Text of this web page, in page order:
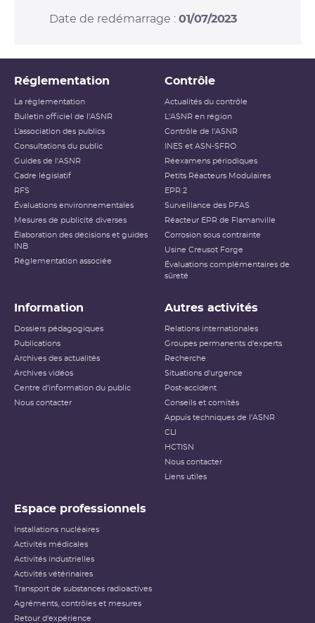
Date de redémarrage : 01/07/2023
Réglementation
La réglementation
Bulletin officiel de l'ASNR
L’association des publics
Consultations du public
Guides de l'ASNR
Cadre législatif
RFS
Évaluations environnementales
Mesures de publicité diverses
Élaboration des décisions et guides
INB
Réglementation associée
Contrôle
Actualités du contrôle
L'ASNR en région
Contrôle de l'ASNR
INES et ASN-SFRO
Réexamens périodiques
Petits Réacteurs Modulaires
EPR 2
Surveillance des PFAS
Réacteur EPR de Flamanville
Corrosion sous contrainte
Usine Creusot Forge
Évaluations complémentaires de
sûreté
Information
Dossiers pédagogiques
Publications
Archives des actualités
Archives vidéos
Centre d'information du public
Nous contacter
Autres activités
Relations internationales
Groupes permanents d'experts
Recherche
Situations d'urgence
Post-accident
Conseils et comités
Appuis techniques de l'ASNR
CLI
HCTISN
Nous contacter
Liens utiles
Espace professionnels
Installations nucléaires
Activités médicales
Activités industrielles
Activités vétérinaires
Transport de substances radioactives
Agréments, contrôles et mesures
Retour d'expérience